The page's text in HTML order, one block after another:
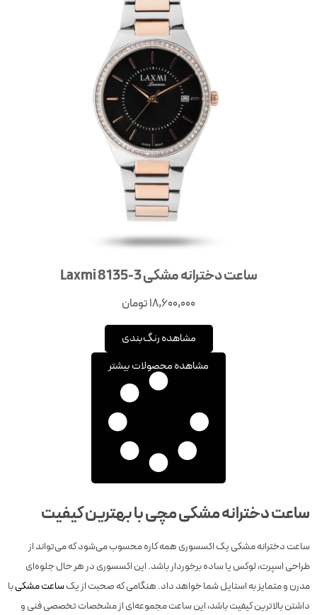
ساعت دخترانه مشکی Laxmi 8135-3
18,600,000تومان
مشاهده رنگ‌بندی
مشاهده محصولات بیشتر
ساعت دخترانه مشکی مچی با بهترین کیفیت
ساعت دخترانه مشکی یک اکسسوری همه ‎کاره محسوب می‌شود که می‌تواند از
طراحی اسپرت، لوکس یا ساده برخوردار باشد. این اکسسوری در هر حال جلوه‌‌ای
مدرن و متمایز به استایل شما خواهد داد. هنگامی که صحبت از یکساعت مشکیبا
داشتن بالاترین کیفیت باشد، این ساعت مجموعه‌ای از مشخصات تخصصی فنی و